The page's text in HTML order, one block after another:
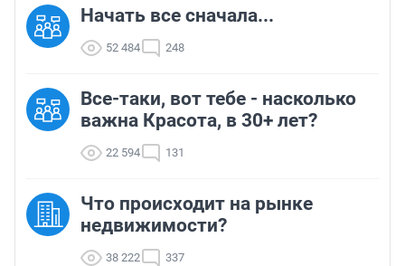
Начать все сначала...
52 484 248
Все-таки, вот тебе - насколько
важна Красота, в 30+ лет?
22 594 131
Что происходит на рынке
недвижимости?
38 222 337